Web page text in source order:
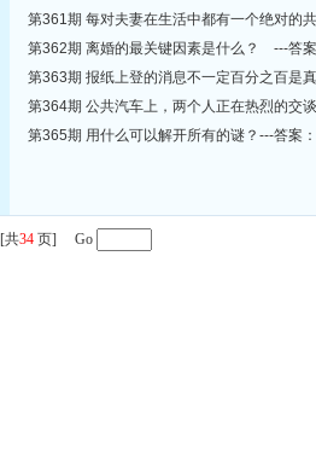
第361期 每对夫妻在生活中都有一个绝对的
第362期 离婚的最关键因素是什么？ ---答
第363期 报纸上登的消息不一定百分之百是
第364期 公共汽车上，两个人正在热烈的交
第365期 用什么可以解开所有的谜？---答案
[共34 页] Go